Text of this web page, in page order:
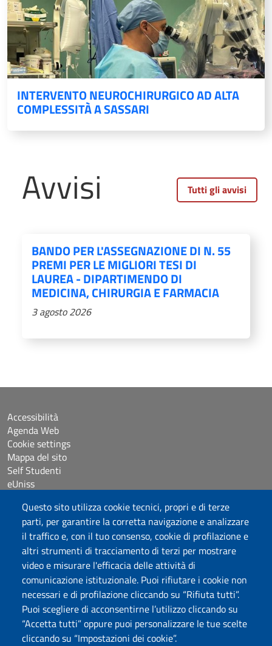
Questo sito utilizza cookie tecnici, propri e di terze
parti, per garantire la corretta navigazione e analizzare
il traffico e, con il tuo consenso, cookie di profilazione e
altri strumenti di tracciamento di terzi per mostrare
video e misurare l'efficacia delle attività di
comunicazione istituzionale. Puoi rifiutare i cookie non
necessari e di profilazione cliccando su “Rifiuta tutti”.
Puoi scegliere di acconsentirne l’utilizzo cliccando su
“Accetta tutti” oppure puoi personalizzare le tue scelte
cliccando su “Impostazioni dei cookie”.
INTERVENTO NEUROCHIRURGICO AD ALTA
COMPLESSITÀ A SASSARI
Avvisi
BANDO PER L'ASSEGNAZIONE DI N. 55
PREMI PER LE MIGLIORI TESI DI
LAUREA - DIPARTIMENDO DI
MEDICINA, CHIRURGIA E FARMACIA
3 agosto 2026
Tutti gli avvisi
Università degli Studi di Sassari
Accessibilità
Agenda Web
Cookie settings
Mappa del sito
Self Studenti
eUniss
Assicurazione della Qualità
Bandi
Dichiarazione di accessibilità
Posta elettronica @uniss.it
Protocollo
Seguici su